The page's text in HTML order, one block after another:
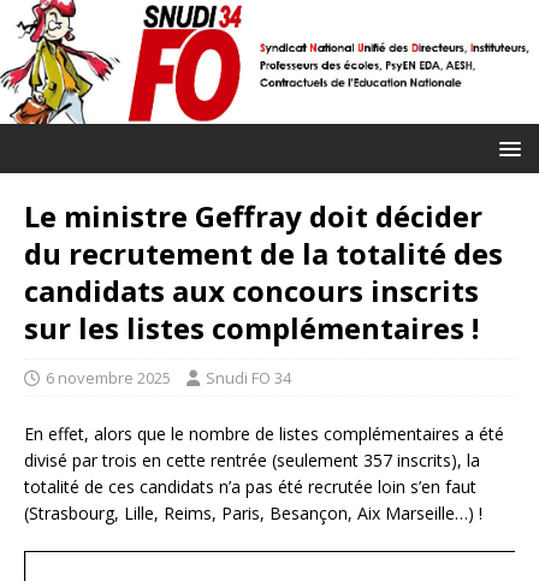
Le ministre Geffray doit décider
du recrutement de la totalité des
candidats aux concours inscrits
sur les listes complémentaires !
6 novembre 2025 Snudi FO 34
En effet, alors que le nombre de listes complémentaires a été
divisé par trois en cette rentrée (seulement 357 inscrits), la
totalité de ces candidats n’a pas été recrutée loin s’en faut
(Strasbourg, Lille, Reims, Paris, Besançon, Aix Marseille…) !